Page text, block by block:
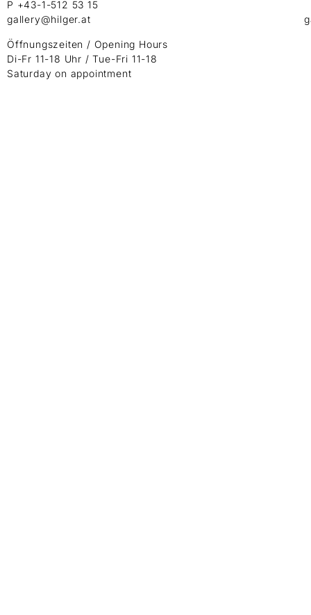
P +43-1-512 53 15
gallery@hilger.at
Öffnungszeiten / Opening Hours
Di-Fr 11-18 Uhr / Tue-Fri 11-18
Saturday on appointment